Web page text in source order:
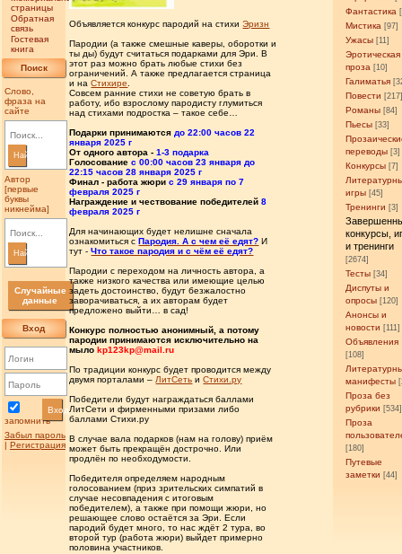
страницы
Обратная
связь
Гостевая
книга
Поиск
Слово,
фраза на
сайте
Найти
Автор
[первые
буквы
никнейма]
Найти
Случайные
данные
Вход
запомнить
Вход
Забыл пароль
| Регистрация
Фантастика
Мистика [97]
Ужасы [11]
Эротическая
проза [10]
Галиматья
Повести
Романы [84]
Пьесы [33]
переводы [3]
Конкурсы [7]
игры [45]
Тренинги [3]
конкурсы,
и тренинги
[2674]
Тесты [34]
Диспуты и
опросы [120]
Анонсы и
новости [111]
Объявления
[108]
манифесты
Проза без
рубрики [534]
Проза
[180]
Путевые
заметки [44]
Объявляется конкурс пародий на стихиЭризн
Пародии (а также смешные каверы, оборотки и
ты ды) будут считаться подарками для Эри. В
этот раз можно брать любые стихи без
ограничений. А также предлагается страница
и наСтихире.
Совсем ранние стихи не советую брать в
работу, ибо взрослому пародисту глумиться
над стихами подростка – такое себе…
Подарки принимаютсядо 22:00 часов 22
января 2025 г
От одного автора -1-3 подарка
Голосованиес 00:00 часов 23 января до
22:15 часов 28 января 2025 г
Финал - работа жюрис 29 января по 7
февраля 2025 г
Награждение и чествование победителей8
февраля 2025 г
Для начинающих будет нелишне сначала
ознакомиться с Пародия. А с чем её едят? И
тут -Что такое пародия и с чём её едят?
Пародии с переходом на личность автора, а
также низкого качества или имеющие целью
задеть достоинство, будут безжалостно
заворачиваться, а их авторам будет
предложено выйти… в сад!
Конкурс полностью анонимный, а потому
пародии принимаются исключительно на
мыло kp123kp@mail.ru
По традиции конкурс будет проводится между
двумя порталами –ЛитСеть иСтихи.ру
Победители будут награждаться баллами
ЛитСети и фирменными призами либо
баллами Стихи.ру
В случае вала подарков (нам на голову) приём
может быть прекращён дострочно. Или
продлён по необходумости.
Победителя определяем народным
голосованием (приз зрительских симпатий в
случае несовпадения с итоговым
победителем), а также при помощи жюри, но
решающее слово остаётся за Эри. Если
пародий будет много, то нас ждёт 2 тура, во
второй тур (работа жюри) выйдет примерно
половина участников.